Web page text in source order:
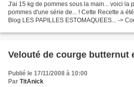
J'ai 15 kg de pommes sous la main... voici la
pommes d'une série de... ! Cette Recette a
Blog LES PAPILLES ESTOMAQUEES... ->
Velouté de courge butternut
Publié le 17/11/2008 à 10:00
Par TitAnick